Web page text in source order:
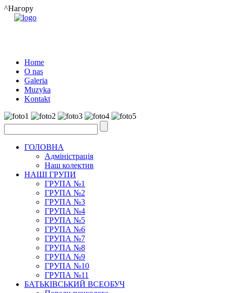
^Нагору
Home
O nas
Galeria
Muzyka
Kontakt
ГОЛОВНА
Адміністрація
Наш колектив
НАШІ ГРУПИ
ГРУПА №1
ГРУПА №2
ГРУПА №3
ГРУПА №4
ГРУПА №5
ГРУПА №6
ГРУПА №7
ГРУПА №8
ГРУПА №9
ГРУПА №10
ГРУПА №11
БАТЬКІВСЬКИЙ ВСЕОБУЧ